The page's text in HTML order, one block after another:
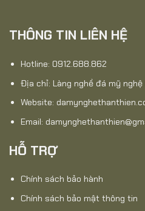
THÔNG TIN LIÊN HỆ
Hotline: 0912.688.862
Địa chỉ: Làng nghề đá mỹ nghệ
Website:
Email:
HỖ TRỢ
Chính sách bảo hành
Chính sách bảo mật thông tin